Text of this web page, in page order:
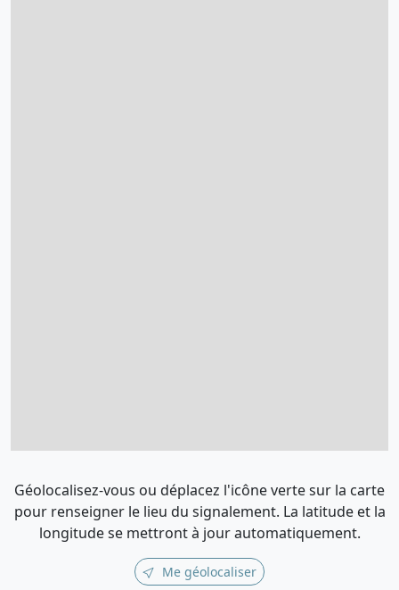
Géolocalisez-vous ou déplacez l'icône verte sur la carte
pour renseigner le lieu du signalement. La latitude et la
longitude se mettront à jour automatiquement.
Me géolocaliser